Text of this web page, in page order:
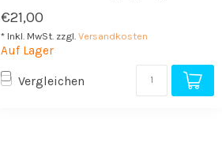
€21,00
* Inkl. MwSt. zzgl. Versandkosten
Auf Lager
Vergleichen